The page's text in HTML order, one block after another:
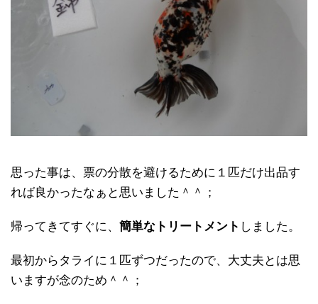
思った事は、票の分散を避けるために１匹だけ出品す
れば良かったなぁと思いました＾＾；
帰ってきてすぐに、 簡単なトリートメント しました。
最初からタライに１匹ずつだったので、大丈夫とは思
いますが念のため＾＾；